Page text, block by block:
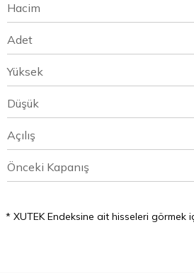
Hacim
Adet
Yüksek
Düşük
Açılış
Önceki Kapanış
* XUTEK Endeksine ait hisseleri görmek